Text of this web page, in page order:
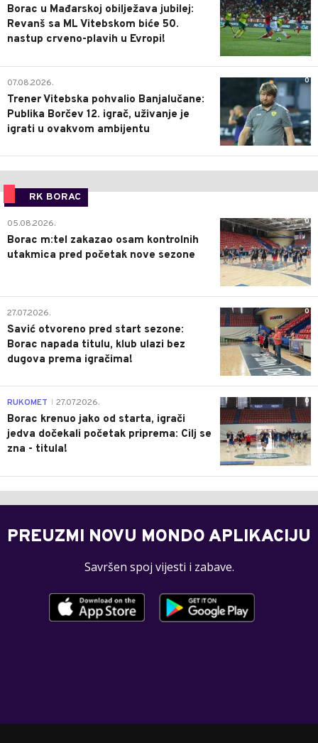
Borac u Mađarskoj obilježava jubilej:
Revanš sa ML Vitebskom biće 50.
nastup crveno-plavih u Evropi!
0
07.08.2026.
Trener Vitebska pohvalio Banjalučane:
Publika Borčev 12. igrač, uživanje je
igrati u ovakvom ambijentu
RK BORAC
0
05.08.2026.
Borac m:tel zakazao osam kontrolnih
utakmica pred početak nove sezone
0
27.07.2026.
Savić otvoreno pred start sezone:
Borac napada titulu, klub ulazi bez
dugova prema igračima!
0
RUKOMET 27.07.2026.
Borac krenuo jako od starta, igrači
jedva dočekali početak priprema: Cilj se
zna - titula!
PREUZMI NOVU MONDO APLIKACIJU
Savršen spoj vijesti i zabave.